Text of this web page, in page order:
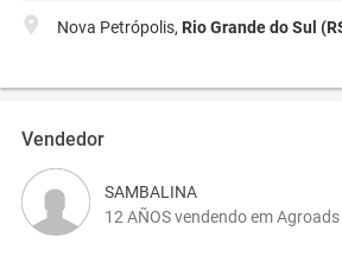
Nova Petrópolis, Rio Grande do Sul
Vendedor
SAMBALINA
12 AÑOS vendendo em Agroads